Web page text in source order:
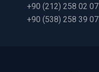
+90 (212) 258 02 07
+90 (538) 258 39 07